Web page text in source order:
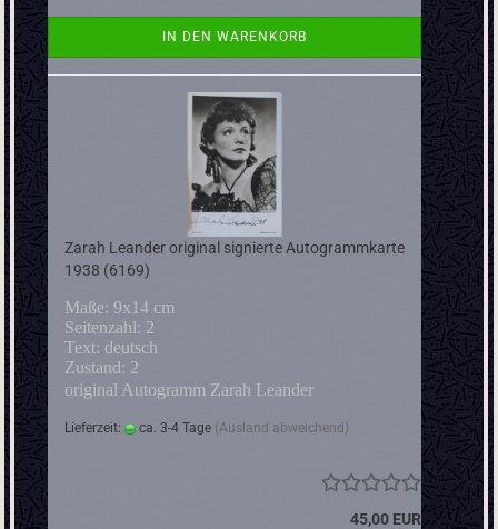
IN DEN WARENKORB
Zarah Leander original signierte Autogrammkarte
1938 (6169)
Maße: 9x14 cm
Seitenzahl: 2
Text: deutsch
Zustand: 2
original Autogramm Zarah Leander
Lieferzeit: ca. 3-4 Tage (Ausland abweichend)
45,00 EUR